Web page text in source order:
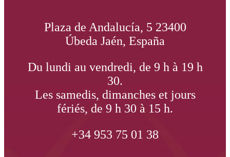
Plaza de Andalucía, 5 23400
Úbeda Jaén, España
Du lundi au vendredi, de 9 h à 19 h
30.
Les samedis, dimanches et jours
fériés, de 9 h 30 à 15 h.
+34 953 75 01 38